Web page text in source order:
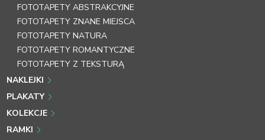
FOTOTAPETY ABSTRAKCYJNE
FOTOTAPETY ZNANE MIEJSCA
FOTOTAPETY NATURA
FOTOTAPETY ROMANTYCZNE
FOTOTAPETY Z TEKSTURĄ
NAKLEJKI
PLAKATY
KOLEKCJE
RAMKI